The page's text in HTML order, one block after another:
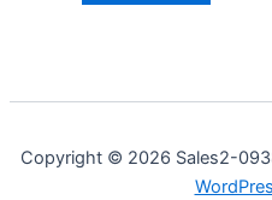
Copyright © 2026 Sales2-